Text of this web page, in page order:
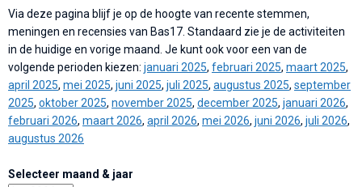
Via deze pagina blijf je op de hoogte van recente stemmen,
meningen en recensies van Bas17. Standaard zie je de activiteiten
in de huidige en vorige maand. Je kunt ook voor een van de
volgende perioden kiezen: januari 2025, februari 2025, maart 2025,
april 2025, mei 2025, juni 2025, juli 2025, augustus 2025, september
2025, oktober 2025, november 2025, december 2025, januari 2026,
februari 2026, maart 2026, april 2026, mei 2026, juni 2026, juli 2026,
augustus 2026
Selecteer maand & jaar